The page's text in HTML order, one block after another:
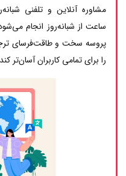
مشاوره آنلاین و تلفنی
ساعت از شبانه‌روز انجام
پروسه سخت و طاقت‌فرسای
را برای تمامی کاربران آسان‌تر